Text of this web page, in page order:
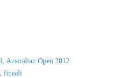
Australian Open 2012
finaali